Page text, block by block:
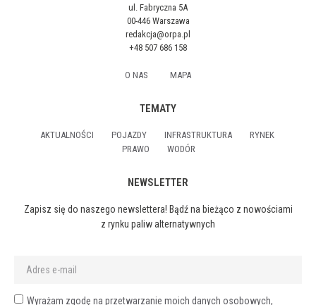
ul. Fabryczna 5A
00-446 Warszawa
redakcja@orpa.pl
+48 507 686 158
O NAS MAPA
TEMATY
AKTUALNOŚCI POJAZDY INFRASTRUKTURA
RYNEK
PRAWO
WODÓR
NEWSLETTER
Zapisz się do naszego newslettera! Bądź na bieżąco z nowościami
z rynku paliw alternatywnych
Wyrażam zgodę na przetwarzanie moich danych osobowych,